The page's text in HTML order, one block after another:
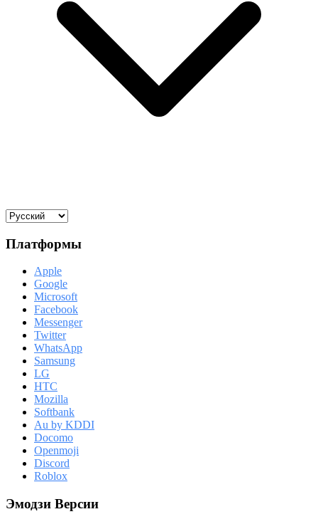
Платформы
Apple
Google
Microsoft
Facebook
Messenger
Twitter
WhatsApp
Samsung
LG
HTC
Mozilla
Softbank
Au by KDDI
Docomo
Openmoji
Discord
Roblox
Эмодзи Версии